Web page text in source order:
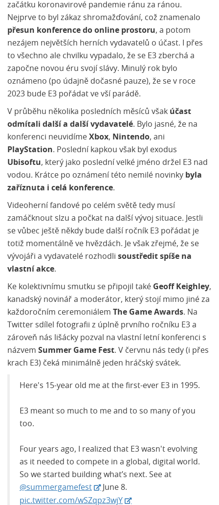
začátku koronavirové pandemie ránu za ránou.
Nejprve to byl zákaz shromažďování, což znamenalo
přesun konference do online prostoru, a potom
nezájem největších herních vydavatelů o účast. I přes
to všechno ale chvilku vypadalo, že se E3 zberchá a
započne novou éru svojí slávy. Minulý rok bylo
oznámeno (po údajně dočasné pauze), že se v roce
2023 bude E3 pořádat ve vší parádě.
V průběhu několika posledních měsíců však účast
odmítali další a další vydavatelé. Bylo jasné, že na
konferenci neuvidíme Xbox, Nintendo, ani
PlayStation. Poslední kapkou však byl exodus
Ubisoftu, který jako poslední velké jméno držel E3 nad
vodou. Krátce po oznámení této nemilé novinky byla
zaříznuta i celá konference.
Videoherní fandové po celém světě tedy musí
zamáčknout slzu a počkat na další vývoj situace. Jestli
se vůbec ještě někdy bude další ročník E3 pořádat je
totiž momentálně ve hvězdách. Je však zřejmé, že se
vývojáři a vydavatelé rozhodli soustředit spíše na
vlastní akce.
Ke kolektivnímu smutku se připojil také Geoff Keighley,
kanadský novinář a moderátor, který stojí mimo jiné za
každoročním ceremoniálem The Game Awards. Na
Twitter sdílel fotografii z úplně prvního ročníku E3 a
zároveň nás lišácky pozval na vlastní letní konferenci s
názvem Summer Game Fest. V červnu nás tedy (i přes
krach E3) čeká minimálně jeden hráčský svátek.
Here's 15-year old me at the first-ever E3 in 1995.
E3 meant so much to me and to so many of you
too.
Four years ago, I realized that E3 wasn't evolving
as it needed to compete in a global, digital world.
So we started building what’s next. See at
@summergamefest
June 8.
pic.twitter.com/wSZqpz3wjY